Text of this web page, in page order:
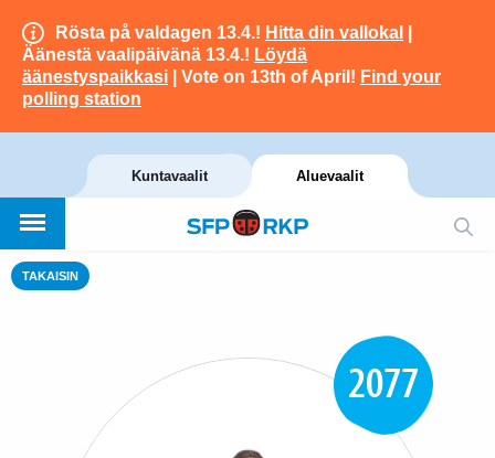
Rösta på valdagen 13.4.! Hitta din vallokal
Äänestä vaalipäivänä 13.4.! Löydä
äänestyspaikkasi | Vote on 13th of April! Find your
polling station
Kuntavaalit Aluevaalit
TAKAISIN
2077